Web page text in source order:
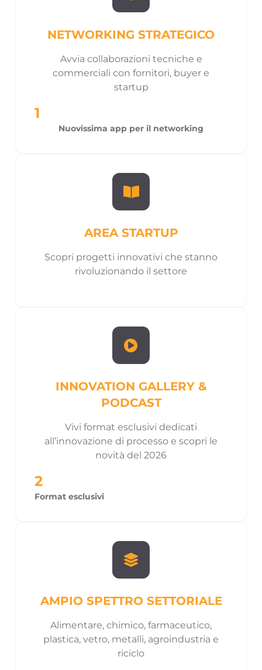
NETWORKING STRATEGICO
Avvia collaborazioni tecniche e
commerciali con fornitori, buyer e
startup
1
Nuovissima app per il networking
AREA STARTUP
Scopri progetti innovativi che stanno
rivoluzionando il settore
INNOVATION GALLERY &
PODCAST
Vivi format esclusivi dedicati
all’innovazione di processo e scopri le
novità del 2026
2
Format esclusivi
AMPIO SPETTRO SETTORIALE
Alimentare, chimico, farmaceutico,
plastica, vetro, metalli, agroindustria e
riciclo